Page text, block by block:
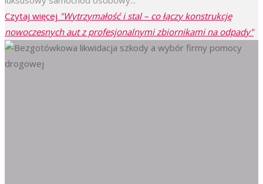
Czytaj więcej "Wytrzymałość i stal – co łączy konstrukcję
nowoczesnych aut z profesjonalnymi zbiornikami na odpady"